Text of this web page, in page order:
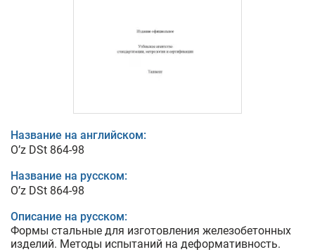
Название на английском:
O’z DSt 864-98
Название на русском:
O’z DSt 864-98
Описание на русском:
Формы стальные для изготовления железобетонных
изделий. Методы испытаний на деформативность.